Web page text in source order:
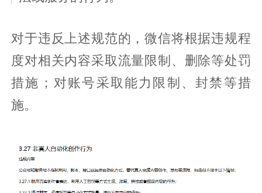
对于违反上述规范的，微信将根据违规程
度对相关内容采取流量限制、删除等处罚
措施；对账号采取能力限制、封禁等措
施。